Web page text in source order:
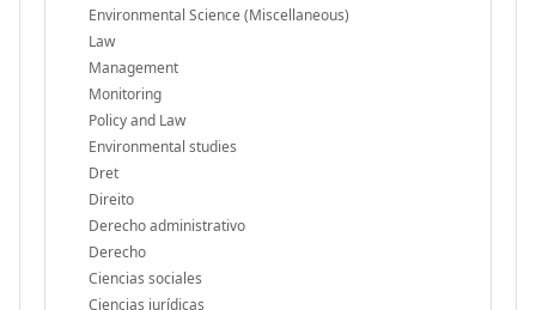
Environmental Science (Miscellaneous)
Law
Management
Monitoring
Policy and Law
Environmental studies
Dret
Direito
Derecho administrativo
Derecho
Ciencias sociales
Ciencias jurídicas